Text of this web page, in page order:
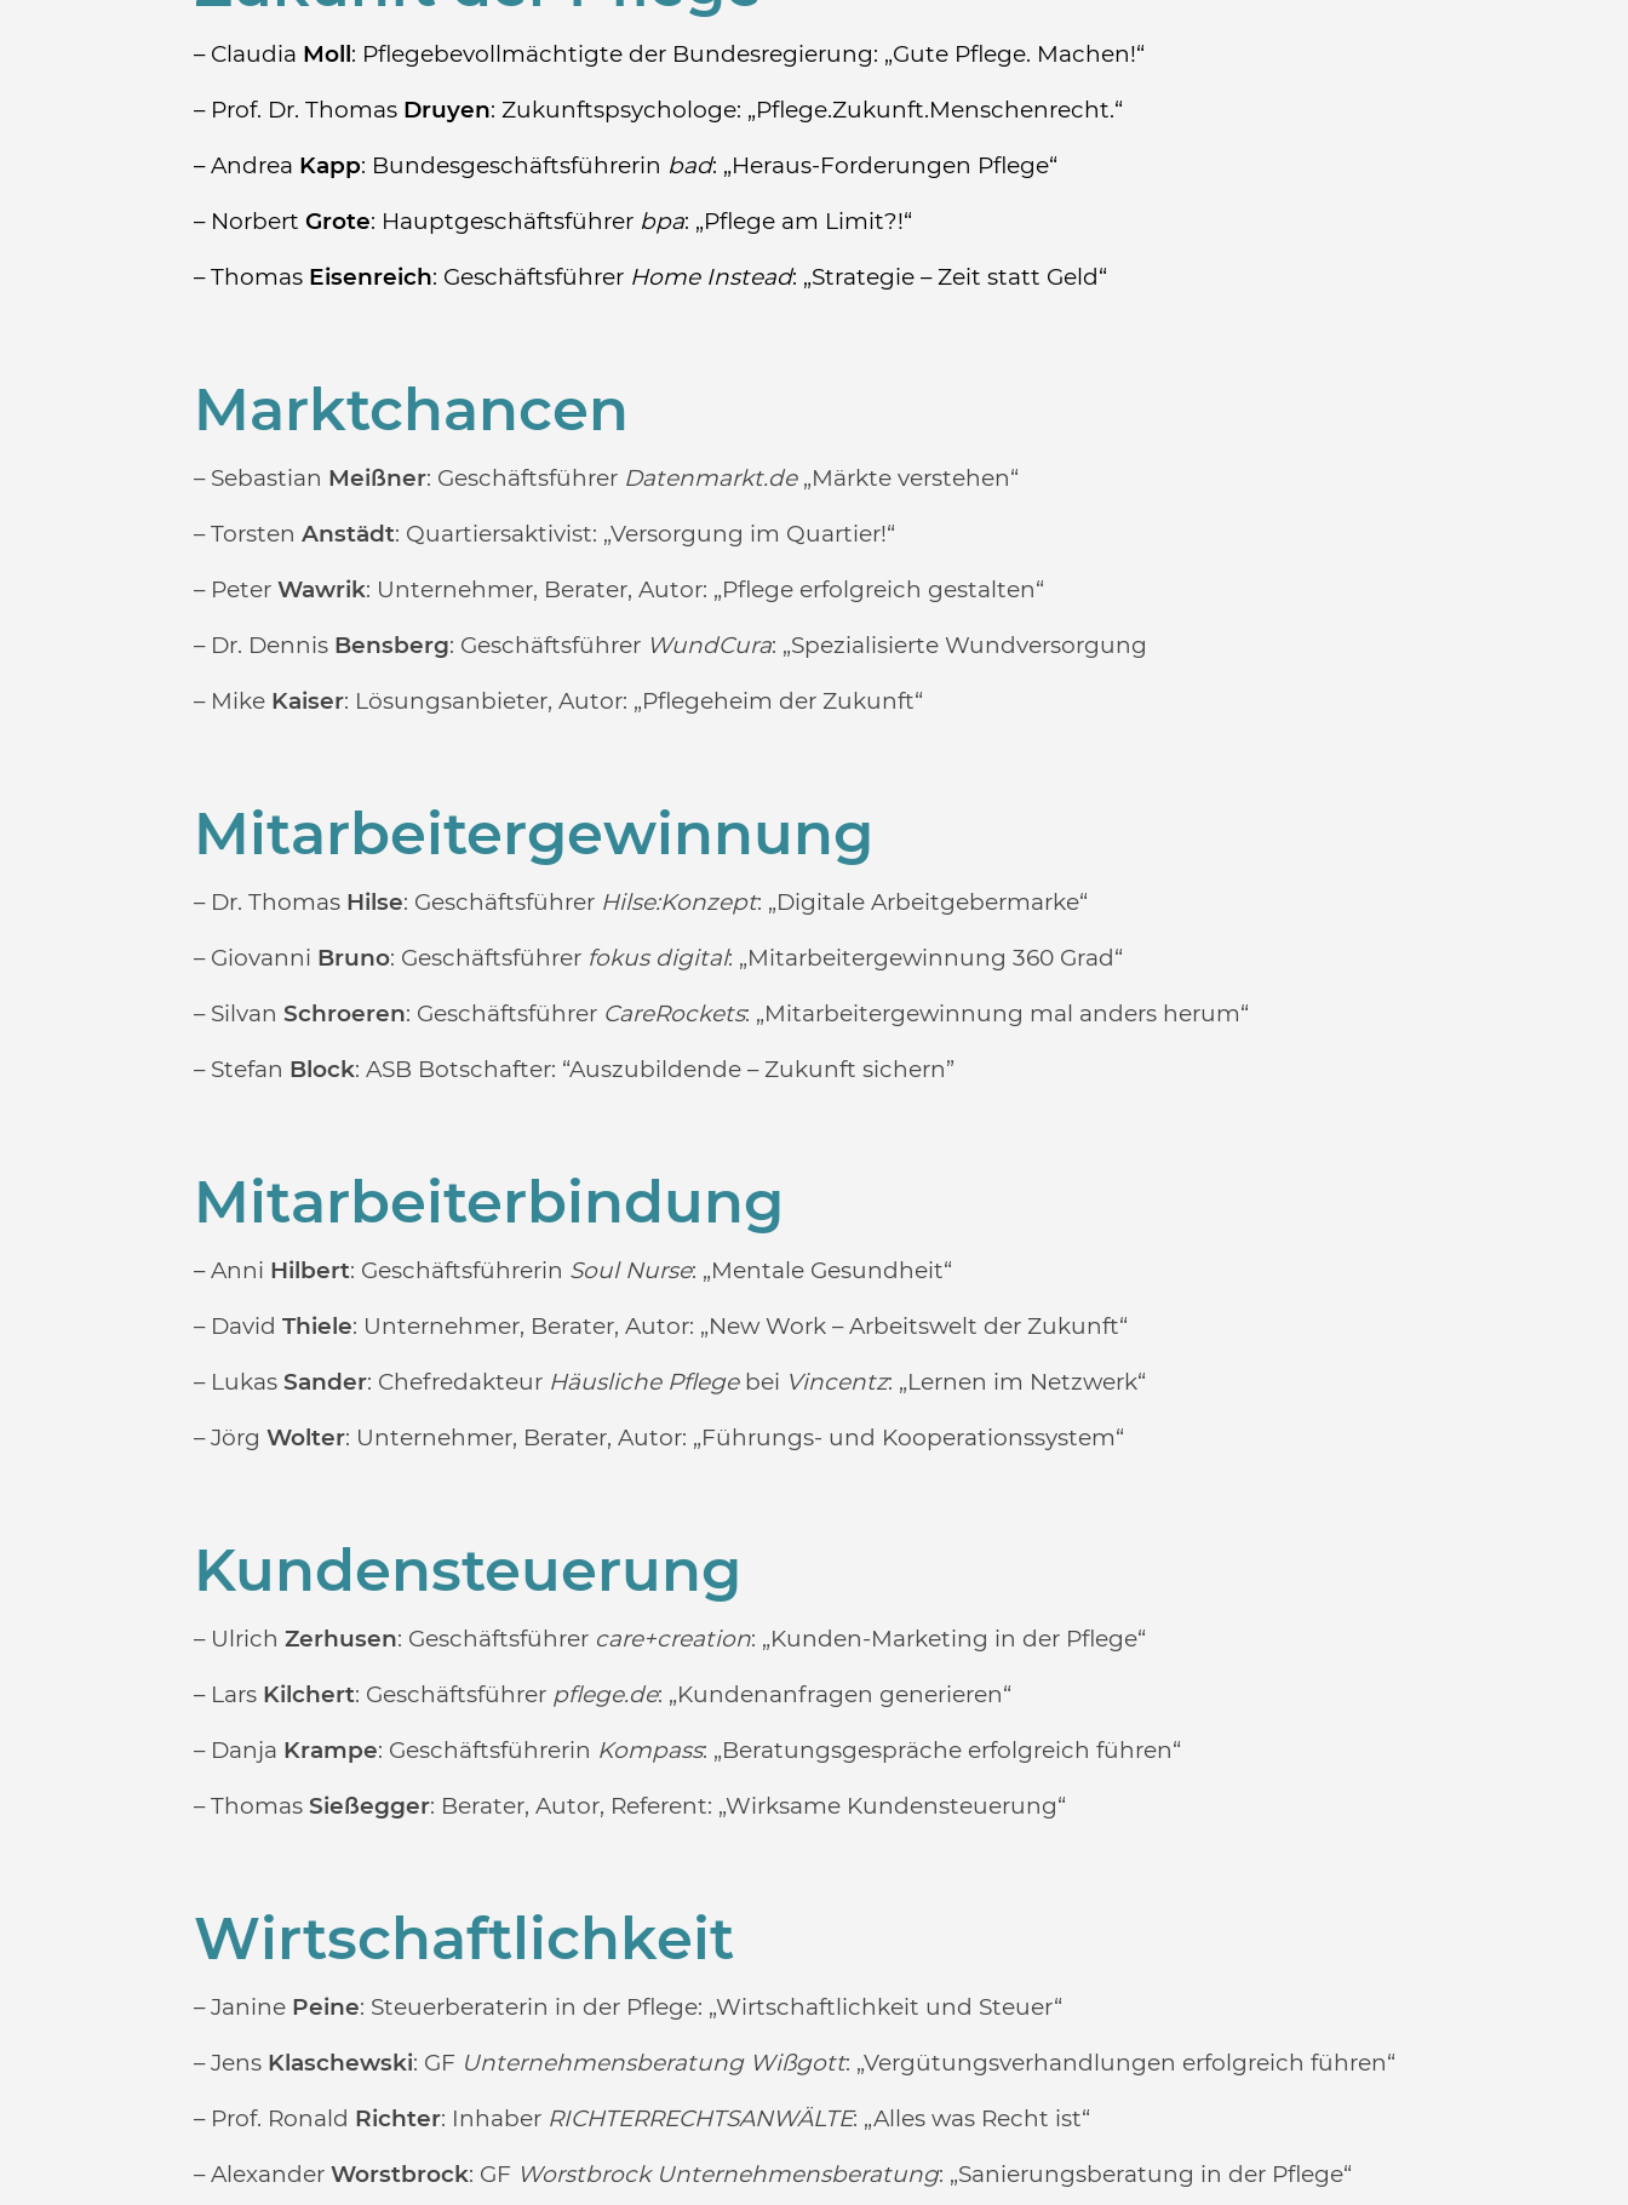
– Claudia Moll: Pflegebevollmächtigte der Bundesregierung: „Gute Pflege. Machen!“
– Prof. Dr. Thomas Druyen: Zukunftspsychologe: „Pflege.Zukunft.Menschenrecht.“
– Andrea Kapp: Bundesgeschäftsführerin bad: „Heraus-Forderungen Pflege“
– Norbert Grote: Hauptgeschäftsführer bpa: „Pflege am Limit?!“
– Thomas Eisenreich: Geschäftsführer Home Instead: „Strategie – Zeit statt Geld“
Marktchancen
– Sebastian Meißner: Geschäftsführer Datenmarkt.de„Märkte verstehen“
– Torsten Anstädt: Quartiersaktivist: „Versorgung im Quartier!“
– Peter Wawrik: Unternehmer, Berater, Autor: „Pflege erfolgreich gestalten“
– Dr. Dennis Bensberg: Geschäftsführer WundCura: „Spezialisierte Wundversorgung
– Mike Kaiser: Lösungsanbieter, Autor: „Pflegeheim der Zukunft“
Mitarbeitergewinnung
– Dr. Thomas Hilse: Geschäftsführer Hilse:Konzept: „Digitale Arbeitgebermarke“
– Giovanni Bruno: Geschäftsführer fokus digital: „Mitarbeitergewinnung 360 Grad“
– Silvan Schroeren: Geschäftsführer CareRockets: „Mitarbeitergewinnung mal anders herum“
– Stefan Block: ASB Botschafter: “Auszubildende – Zukunft sichern”
Mitarbeiterbindung
– Anni Hilbert: Geschäftsführerin Soul Nurse: „Mentale Gesundheit“
– David Thiele: Unternehmer, Berater, Autor: „New Work – Arbeitswelt der Zukunft“
– Lukas Sander: Chefredakteur Häusliche Pflege bei Vincentz: „Lernen im Netzwerk“
– Jörg Wolter: Unternehmer, Berater, Autor: „Führungs- und Kooperationssystem“
Kundensteuerung
– Ulrich Zerhusen: Geschäftsführer care+creation: „Kunden-Marketing in der Pflege“
– Lars Kilchert: Geschäftsführer pflege.de: „Kundenanfragen generieren“
– Danja Krampe: Geschäftsführerin Kompass: „Beratungsgespräche erfolgreich führen“
– Thomas Sießegger: Berater, Autor, Referent: „Wirksame Kundensteuerung“
Wirtschaftlichkeit
– Janine Peine: Steuerberaterin in der Pflege: „Wirtschaftlichkeit und Steuer“
– Jens Klaschewski: GF Unternehmensberatung Wißgott: „Vergütungsverhandlungen erfolgreich führen“
– Prof. Ronald Richter: Inhaber RICHTERRECHTSANWÄLTE: „Alles was Recht ist“
– Alexander Worstbrock: GF Worstbrock Unternehmensberatung: „Sanierungsberatung in der Pflege“